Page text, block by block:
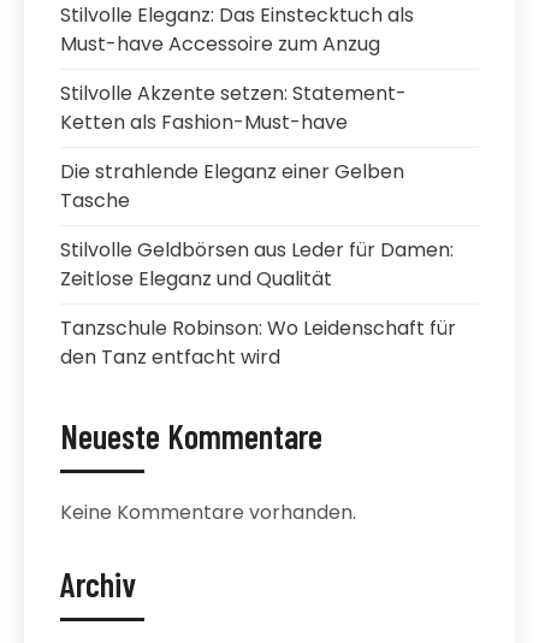
Stilvolle Eleganz: Das Einstecktuch als
Must-have Accessoire zum Anzug
Stilvolle Akzente setzen: Statement-
Ketten als Fashion-Must-have
Die strahlende Eleganz einer Gelben
Tasche
Stilvolle Geldbörsen aus Leder für Damen:
Zeitlose Eleganz und Qualität
Tanzschule Robinson: Wo Leidenschaft für
den Tanz entfacht wird
Neueste Kommentare
Keine Kommentare vorhanden.
Archiv